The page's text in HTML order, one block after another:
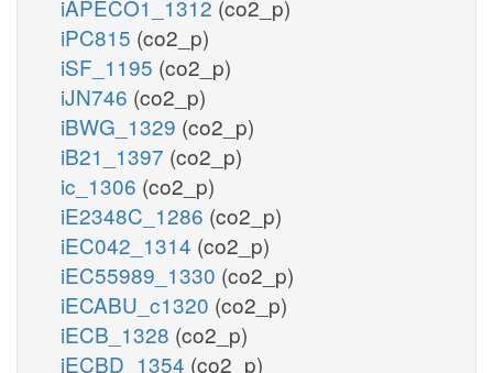
iAPECO1_1312 (co2_p)
iPC815 (co2_p)
iSF_1195 (co2_p)
iJN746 (co2_p)
iBWG_1329 (co2_p)
iB21_1397 (co2_p)
ic_1306 (co2_p)
iE2348C_1286 (co2_p)
iEC042_1314 (co2_p)
iEC55989_1330 (co2_p)
iECABU_c1320 (co2_p)
iECB_1328 (co2_p)
iECBD_1354 (co2_p)